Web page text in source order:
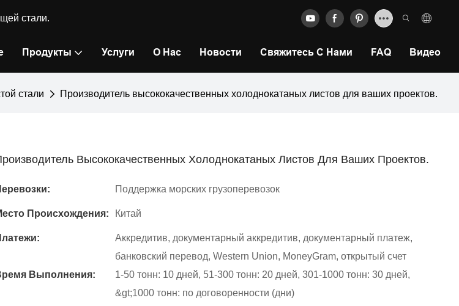
стали.
Продукты Услуги О Нас Новости Свяжитесь С Нами FAQ Видео
стали Производитель высококачественных холоднокатаных листов для ваших проектов.
Высококачественных Холоднокатаных Листов Для Ваших Проектов.
Поддержка морских грузоперевозок
Происхождения: Китай
Аккредитив, документарный аккредитив, документарный платеж,
банковский перевод, Western Union, MoneyGram, открытый счет
Выполнения:
1-50 тонн: 10 дней, 51-300 тонн: 20 дней, 301-1000 тонн: 30 дней,
&gt;1000 тонн: по договоренности (дни)